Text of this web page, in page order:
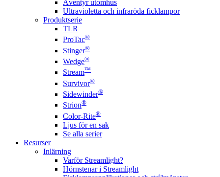
Äventyr utomhus
Ultravioletta och infraröda ficklampor
Produktserie
TLR
ProTac®
Stinger®
Wedge®
Stream™
Survivor®
Sidewinder®
Strion®
Color-Rite®
Ljus för en sak
Se alla serier
Resurser
Inlärning
Varför Streamlight?
Hörnstenar i Streamlight